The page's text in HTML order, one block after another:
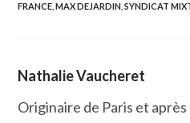
FRANCE MAX DEJARDIN SYNDICAT
Nathalie Vaucheret
Originaire de Paris et